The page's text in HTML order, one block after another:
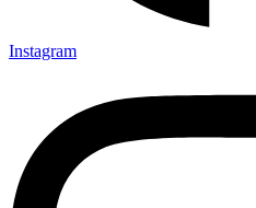
Instagram